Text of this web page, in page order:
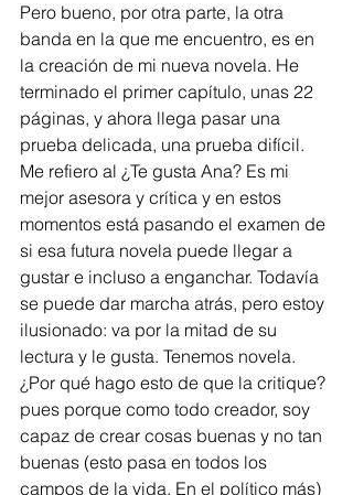
Pero bueno, por otra parte, la otra
banda en la que me encuentro, es en
la creación de mi nueva novela. He
terminado el primer capítulo, unas 22
páginas, y ahora llega pasar una
prueba delicada, una prueba difícil.
Me refiero al ¿Te gusta Ana? Es mi
mejor asesora y crítica y en estos
momentos está pasando el examen de
si esa futura novela puede llegar a
gustar e incluso a enganchar. Todavía
se puede dar marcha atrás, pero estoy
ilusionado: va por la mitad de su
lectura y le gusta. Tenemos novela.
¿Por qué hago esto de que la critique?
pues porque como todo creador, soy
capaz de crear cosas buenas y no tan
buenas (esto pasa en todos los
campos de la vida. En el político más)